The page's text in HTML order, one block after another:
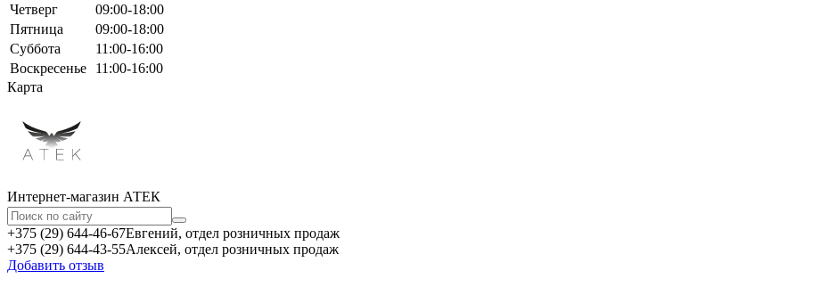
Четверг
09:00-18:00
Пятница
09:00-18:00
Суббота
11:00-16:00
Воскресенье
11:00-16:00
Карта
Интернет-магазин АТЕКㅤ
+375 (29) 644-46-67Евгений, отдел розничных продаж
+375 (29) 644-43-55Алексей, отдел розничных продаж
Добавить отзыв